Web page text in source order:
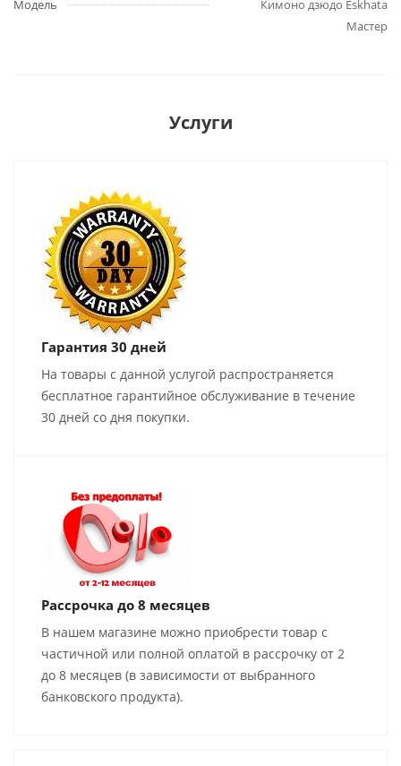
Модель
Кимоно дзюдо Eskhata
Мастер
Услуги
Гарантия 30 дней
На товары с данной услугой распространяется
бесплатное гарантийное обслуживание в течение
30 дней со дня покупки.
Рассрочка до 8 месяцев
В нашем магазине можно приобрести товар с
частичной или полной оплатой в рассрочку от 2
до 8 месяцев (в зависимости от выбранного
банковского продукта).